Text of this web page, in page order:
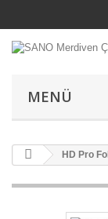
MENÜ
HD Pro